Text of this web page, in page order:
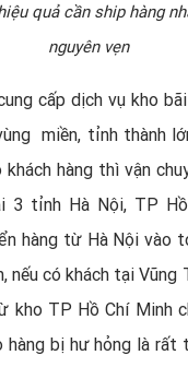
quả cần ship hàng
nguyên vẹn
cấp dịch vụ kho
miền, tỉnh thành
hàng thì vận
3 tỉnh Hà Nội, TP
hàng từ Hà Nội vào
có khách tại Vũng
kho TP Hồ Chí Minh
hàng bị hư hỏng là rất